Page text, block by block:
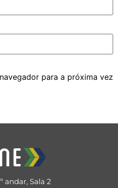
para a próxima vez
andar, Sala 2